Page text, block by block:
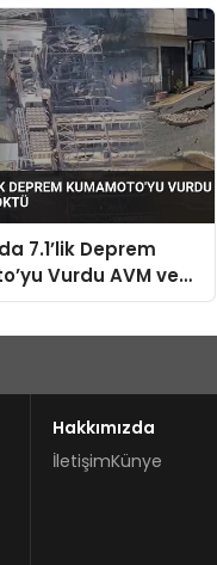
7.1’lik Deprem
Vurdu AVM ve
Hakkımızda
İletişimKünye